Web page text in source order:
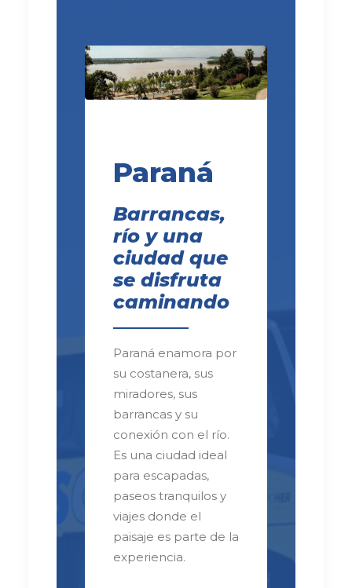
Paraná
Barrancas,
río y una
ciudad que
se disfruta
caminando
Paraná enamora por
su costanera, sus
miradores, sus
barrancas y su
conexión con el río.
Es una ciudad ideal
para escapadas,
paseos tranquilos y
viajes donde el
paisaje es parte de la
experiencia.